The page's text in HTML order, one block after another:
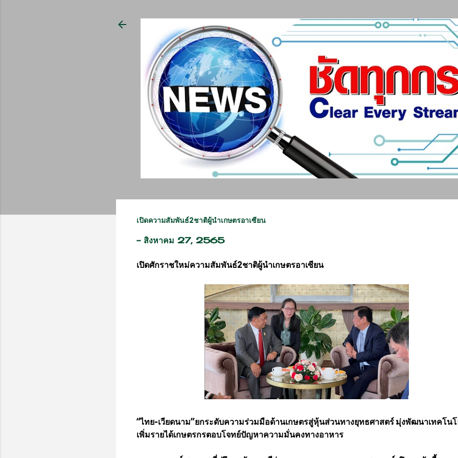
เปิดความสัมพันธ์2ชาติผู้นำเกษตรอาเซียน
- สิงหาคม 27, 2565
เปิดศักราชใหม่ความสัมพันธ์2ชาติผู้นำเกษตรอาเซียน
“ไทย-เวียดนาม”ยกระดับความร่วมมือด้านเกษตรสู่หุ้นส่วนทางยุทธศาสตร์ มุ่งพัฒนาเทคโน
เพิ่มรายได้เกษตรกรตอบโจทย์ปัญหาความมั่นคงทางอาหาร